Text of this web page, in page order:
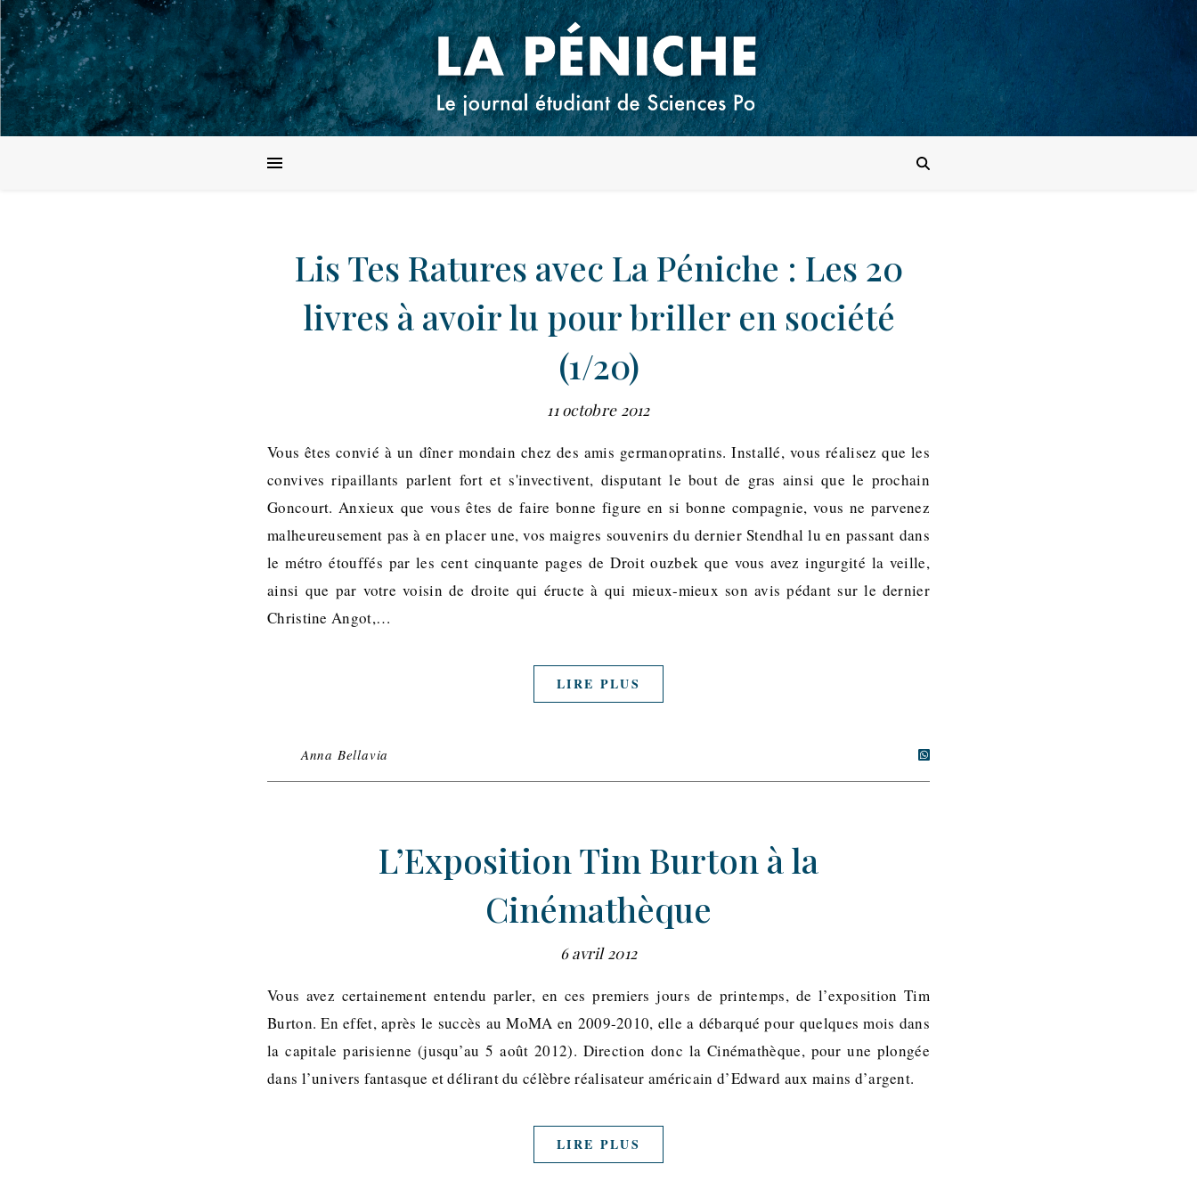
Lis Tes Ratures avec La Péniche : Les 20
livres à avoir lu pour briller en société
(1/20)
11 octobre 2012
Vous êtes convié à un dîner mondain chez des amis germanopratins. Installé, vous réalisez que les
convives ripaillants parlent fort et s'invectivent, disputant le bout de gras ainsi que le prochain
Goncourt. Anxieux que vous êtes de faire bonne figure en si bonne compagnie, vous ne parvenez
malheureusement pas à en placer une, vos maigres souvenirs du dernier Stendhal lu en passant dans
le métro étouffés par les cent cinquante pages de Droit ouzbek que vous avez ingurgité la veille,
ainsi que par votre voisin de droite qui éructe à qui mieux-mieux son avis pédant sur le dernier
Christine Angot,…
LIRE PLUS
Anna Bellavia
L’Exposition Tim Burton à la
Cinémathèque
6 avril 2012
Vous avez certainement entendu parler, en ces premiers jours de printemps, de l’exposition Tim
Burton. En effet, après le succès au MoMA en 2009-2010, elle a débarqué pour quelques mois dans
la capitale parisienne (jusqu’au 5 août 2012). Direction donc la Cinémathèque, pour une plongée
dans l’univers fantasque et délirant du célèbre réalisateur américain d’Edward aux mains d’argent.
LIRE PLUS